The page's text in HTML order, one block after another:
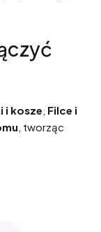
i kosze Filce i
, tworząc